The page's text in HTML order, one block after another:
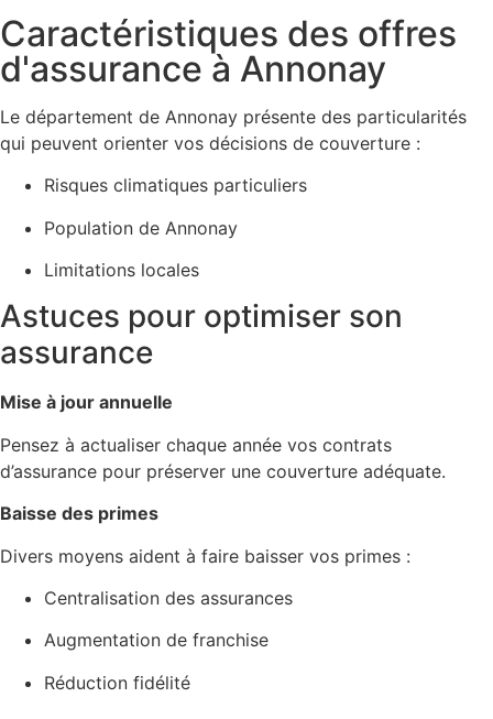
Caractéristiques des offres
d'assurance à Annonay
Le département de Annonay présente des particularités
qui peuvent orienter vos décisions de couverture :
Risques climatiques particuliers
Population de Annonay
Limitations locales
Astuces pour optimiser son
assurance
Mise à jour annuelle
Pensez à actualiser chaque année vos contrats
d’assurance pour préserver une couverture adéquate.
Baisse des primes
Divers moyens aident à faire baisser vos primes :
Centralisation des assurances
Augmentation de franchise
Réduction fidélité